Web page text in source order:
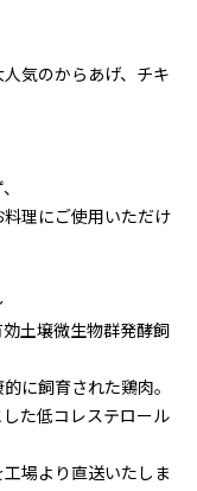
気のからあげ、チキ
理にご使用いただけ
土壌微生物群発酵飼
に飼育された鶏肉。
た低コレステロール
場より直送いたしま